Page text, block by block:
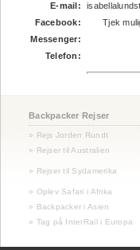
E-mail:
Facebook:
Tjek
Messenger:
Telefon:
Backpacker Rejser
» Rejs Jorden Rundt
» Rejser til Australien
» Rejser til Sydamerika
» Oplev Safari i Afrika
» Backpacker i Asien
» Tag på InterRail i Europa